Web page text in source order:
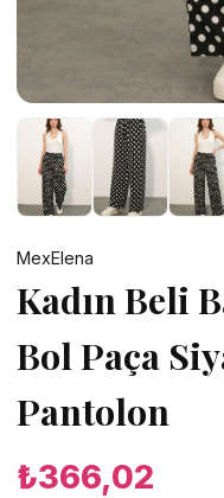
MexElena
Kadın Beli
Bol Paça
Pantolon
₺366,02